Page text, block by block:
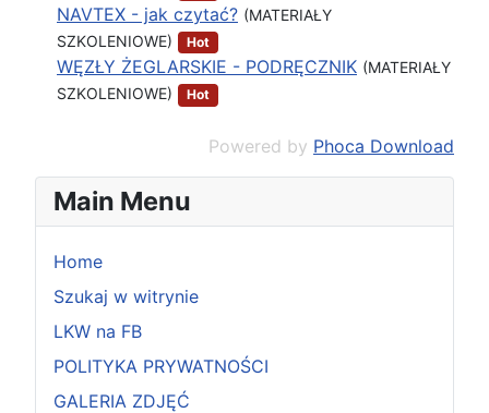
NAVTEX - jak czytać? (MATERIAŁY
SZKOLENIOWE)
Hot
WĘZŁY ŻEGLARSKIE - PODRĘCZNIK (MATERIAŁY
SZKOLENIOWE)
Hot
Powered by Phoca Download
Main Menu
Home
Szukaj w witrynie
LKW na FB
POLITYKA PRYWATNOŚCI
GALERIA ZDJĘĆ